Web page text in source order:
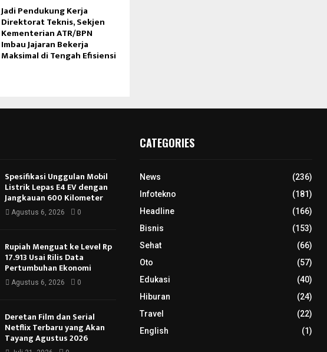
Jadi Pendukung Kerja
Direktorat Teknis, Sekjen
Kementerian ATR/BPN
Imbau Jajaran Bekerja
Maksimal di Tengah Efisiensi
Spesifikasi Unggulan Mobil
Listrik Lepas E4 EV dengan
Jangkauan 600 Kilometer
Agustus 6, 2026 0
Rupiah Menguat ke Level Rp
17.913 Usai Rilis Data
Pertumbuhan Ekonomi
Agustus 6, 2026 0
Deretan Film dan Serial
Netflix Terbaru yang Akan
Tayang Agustus 2026
CATEGORIES
News
(236)
Infotekno
(181)
Headline
(166)
Bisnis
(153)
Sehat
(66)
Oto
(57)
Edukasi
(40)
Hiburan
(24)
Travel
(22)
English
(1)